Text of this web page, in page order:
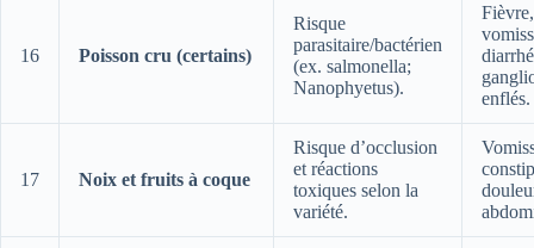
16 Poisson cru (certains)
Risque
parasitaire/bactérien
(ex. salmonella;
Nanophyetus).
Fièvre,
enflés.
17 Noix et fruits à coque
Risque d’occlusion
et réactions
toxiques selon la
variété.